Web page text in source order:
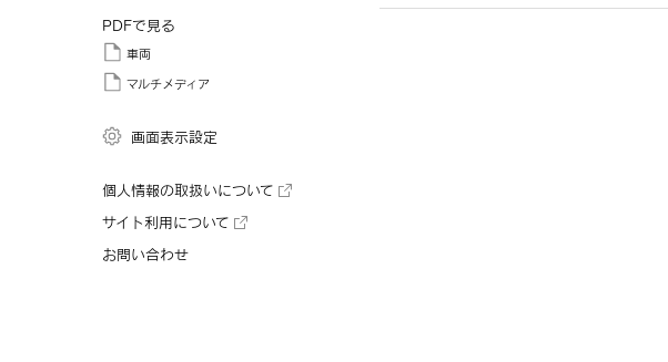
PDFで見る
車両
マルチメディア
画面表示設定
個人情報の取扱いについて
サイト利用について
お問い合わせ